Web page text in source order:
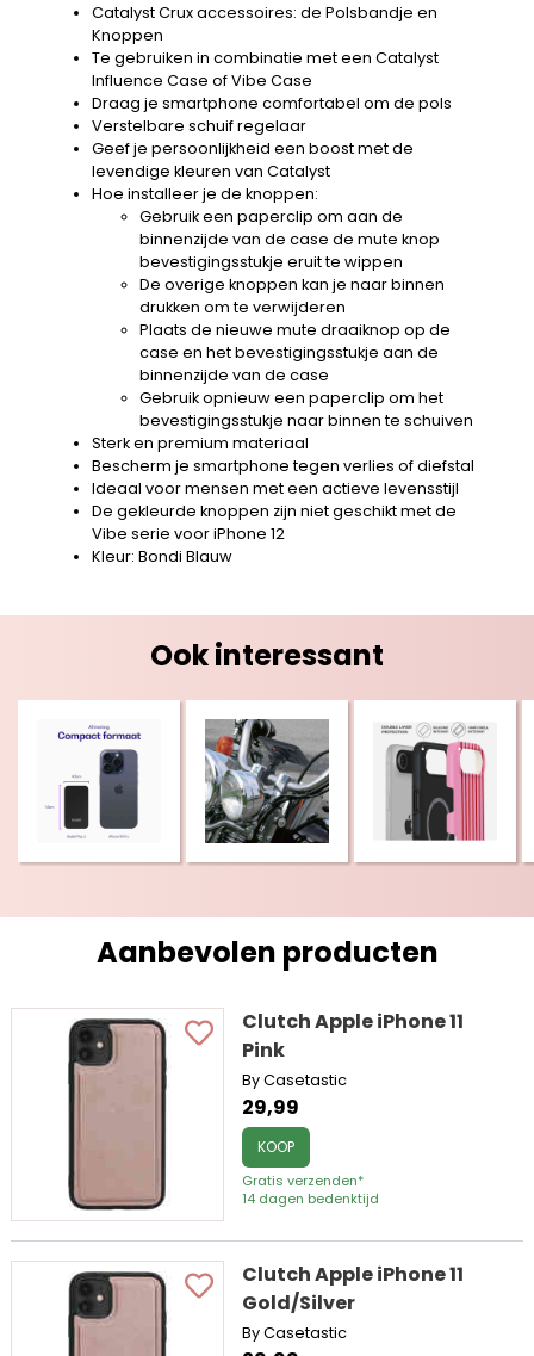
Catalyst Crux accessoires: de Polsbandje en
Knoppen
Te gebruiken in combinatie met een Catalyst
Influence Case of Vibe Case
Draag je smartphone comfortabel om de pols
Verstelbare schuif regelaar
Geef je persoonlijkheid een boost met de
levendige kleuren van Catalyst
Hoe installeer je de knoppen:
Gebruik een paperclip om aan de
binnenzijde van de case de mute knop
bevestigingsstukje eruit te wippen
De overige knoppen kan je naar binnen
drukken om te verwijderen
Plaats de nieuwe mute draaiknop op de
case en het bevestigingsstukje aan de
binnenzijde van de case
Gebruik opnieuw een paperclip om het
bevestigingsstukje naar binnen te schuiven
Sterk en premium materiaal
Bescherm je smartphone tegen verlies of diefstal
Ideaal voor mensen met een actieve levensstijl
De gekleurde knoppen zijn niet geschikt met de
Vibe serie voor iPhone 12
Kleur: Bondi Blauw
Ook interessant
Aanbevolen producten
Clutch Apple iPhone 11
Pink
By Casetastic
29,99
KOOP
Gratis verzenden*
14 dagen bedenktijd
Clutch Apple iPhone 11
Gold/Silver
By Casetastic